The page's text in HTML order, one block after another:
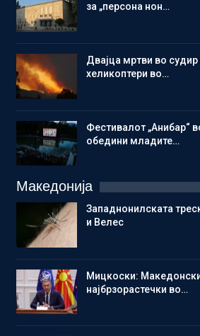
за „персона нон…
Двајца мртви во
хеликоптери во…
Фестивалот „Анибар“
обедини младите…
Македонија
Западнонилската
и Велес
Мицкоски:
најбрзорастечки во…